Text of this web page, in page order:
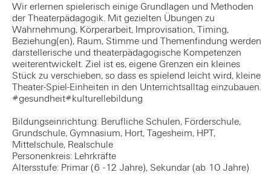
Wir erlernen spielerisch einige Grundlagen und Methoden
der Theaterpädagogik. Mit gezielten Übungen zu
Wahrnehmung, Körperarbeit, Improvisation, Timing,
Beziehung(en), Raum, Stimme und Themenfindung werden
darstellerische und theaterpädagogische Kompetenzen
weiterentwickelt. Ziel ist es, eigene Grenzen ein kleines
Stück zu verschieben, so dass es spielend leicht wird, kleine
Theater-Spiel-Einheiten in den Unterrichtsalltag einzubauen.
#gesundheit#kulturellebildung
Bildungseinrichtung: Berufliche Schulen, Förderschule,
Grundschule, Gymnasium, Hort, Tagesheim, HPT,
Mittelschule, Realschule
Personenkreis: Lehrkräfte
Altersstufe: Primar (6 -12 Jahre), Sekundar (ab 10 Jahre)